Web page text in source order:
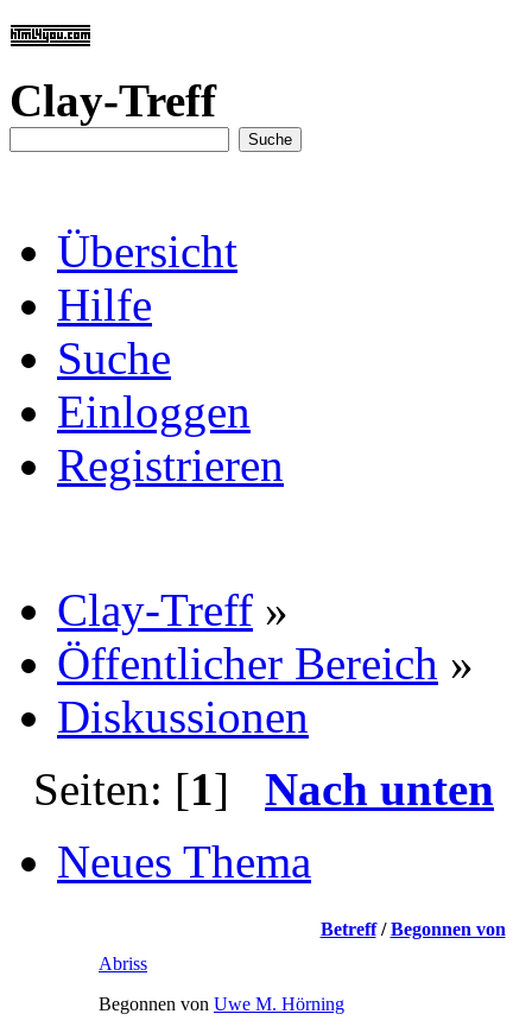
Clay-Treff
Übersicht
Hilfe
Suche
Einloggen
Registrieren
Clay-Treff »
Öffentlicher Bereich »
Diskussionen
Seiten: [1] Nach unten
Neues Thema
Betreff/Begonnen von
Abriss
Begonnen von Uwe M. Hörning